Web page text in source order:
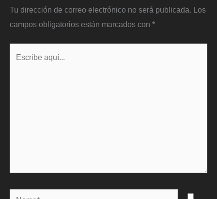
Tu dirección de correo electrónico no será publicada.
Los
campos obligatorios están marcados con *
Name*